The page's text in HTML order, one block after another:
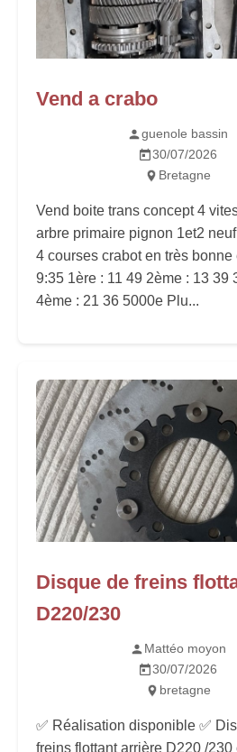
Vend a crabo
guenole bassin
30/07/2026
Bretagne
Vend boite trans concept 4
arbre primaire pignon 1et2
4 courses crabot en très
9:35 1ère : 11 49 2ème : 13 39
4ème : 21 36 5000e Plu...
Disque de freins
D220/230
Mattéo moyon
30/07/2026
bretagne
✅ Réalisation disponible ✅
freins flottant arrière D220 /230